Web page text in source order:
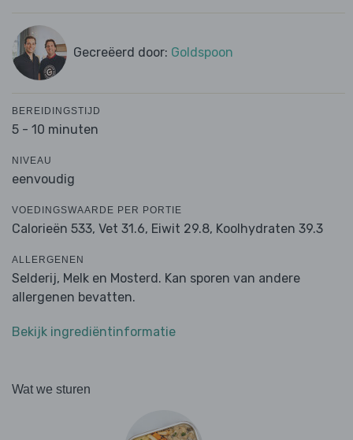
Gecreëerd door: Goldspoon
BEREIDINGSTIJD
5 - 10 minuten
NIVEAU
eenvoudig
VOEDINGSWAARDE PER PORTIE
Calorieën 533, Vet 31.6, Eiwit 29.8, Koolhydraten 39.3
ALLERGENEN
Selderij, Melk en Mosterd. Kan sporen van andere
allergenen bevatten.
Bekijk ingrediëntinformatie
Wat we sturen